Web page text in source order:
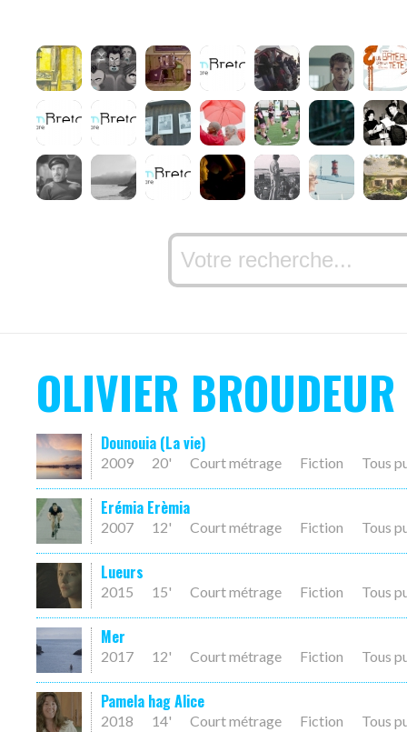
OLIVIER BROUDEUR
Dounouia (La vie)
2009 20' Court métrage Fiction Tous
Erémia Erèmia
2007 12' Court métrage Fiction Tous
Lueurs
2015 15' Court métrage Fiction Tous
Mer
2017 12' Court métrage Fiction Tous
Pamela hag Alice
2018 14' Court métrage Fiction Tous